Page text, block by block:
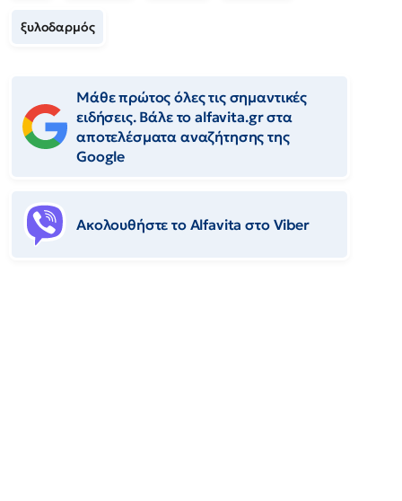
ξυλοδαρμός
Μάθε πρώτος όλες τις σημαντικές
ειδήσεις. Βάλε το alfavita.gr στα
αποτελέσματα αναζήτησης της
Google
Ακολουθήστε το Αlfavita στο Viber